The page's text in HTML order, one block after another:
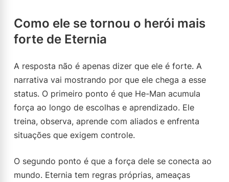
Como ele se tornou o herói mais
forte de Eternia
A resposta não é apenas dizer que ele é forte. A
narrativa vai mostrando por que ele chega a esse
status. O primeiro ponto é que He-Man acumula
força ao longo de escolhas e aprendizado. Ele
treina, observa, aprende com aliados e enfrenta
situações que exigem controle.
O segundo ponto é que a força dele se conecta ao
mundo. Eternia tem regras próprias, ameaças